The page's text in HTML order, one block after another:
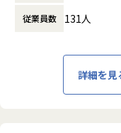
ility）
安定稼働と開発効率の
・セキュリティの自
ラインへの脆弱性スキ
クレット情報・プロダ
・キャリアチェンジ
・元々アプリケーシ
ャリアチェンジを考え
・元々インフラを触
従業員数 131人
詳細を見